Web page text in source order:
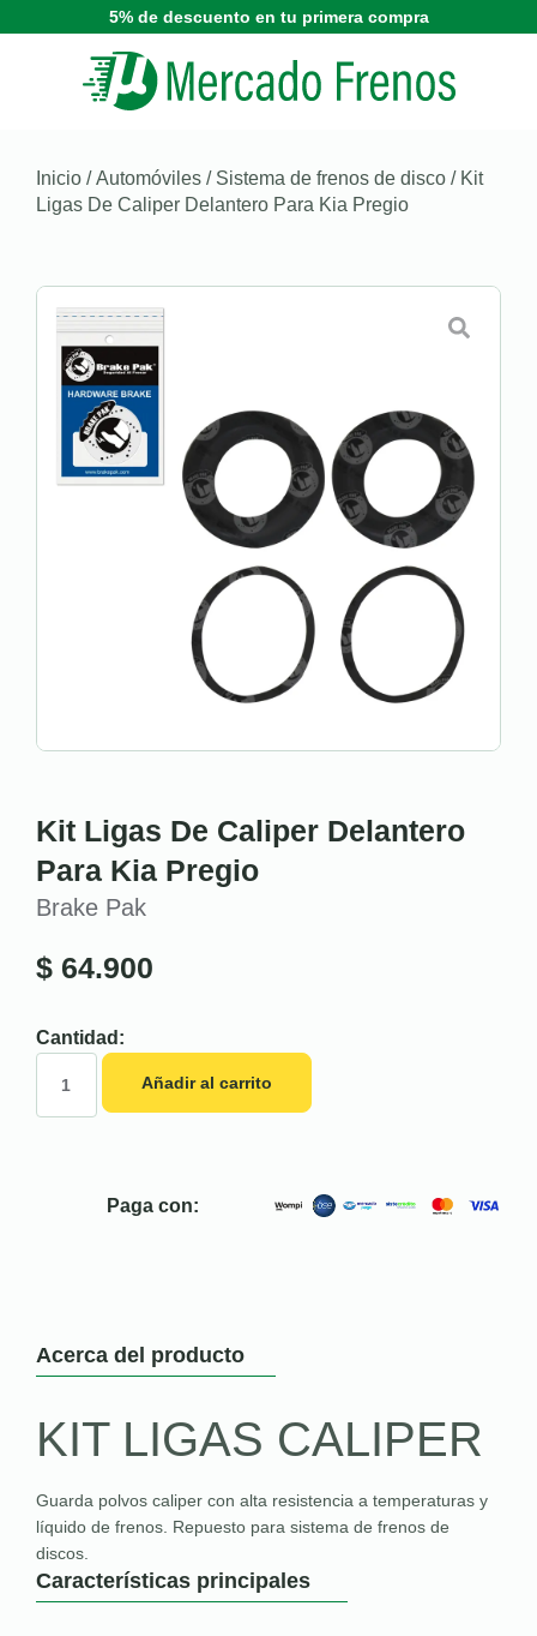
5% de descuento en tu primera compra
Inicio /Automóviles / Sistema de frenos de disco / Kit
Ligas De Caliper Delantero Para Kia Pregio
Kit Ligas De Caliper Delantero
Para Kia Pregio
Brake Pak
$ 64.900
Cantidad:
Añadir al carrito
Paga con:
Acerca del producto
KIT LIGAS CALIPER
Guarda polvos caliper con alta resistencia a temperaturas y
líquido de frenos. Repuesto para sistema de frenos de
discos.
Características principales